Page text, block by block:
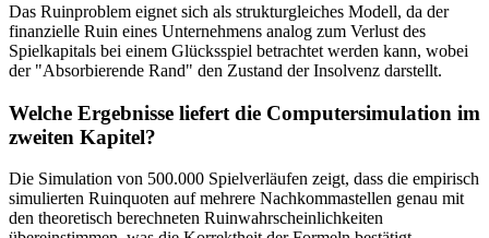
Das Ruinproblem eignet sich als strukturgleiches Modell, da der
finanzielle Ruin eines Unternehmens analog zum Verlust des
Spielkapitals bei einem Glücksspiel betrachtet werden kann, wobei
der "Absorbierende Rand" den Zustand der Insolvenz darstellt.
Welche Ergebnisse liefert die Computersimulation im
zweiten Kapitel?
Die Simulation von 500.000 Spielverläufen zeigt, dass die empirisch
simulierten Ruinquoten auf mehrere Nachkommastellen genau mit
den theoretisch berechneten Ruinwahrscheinlichkeiten